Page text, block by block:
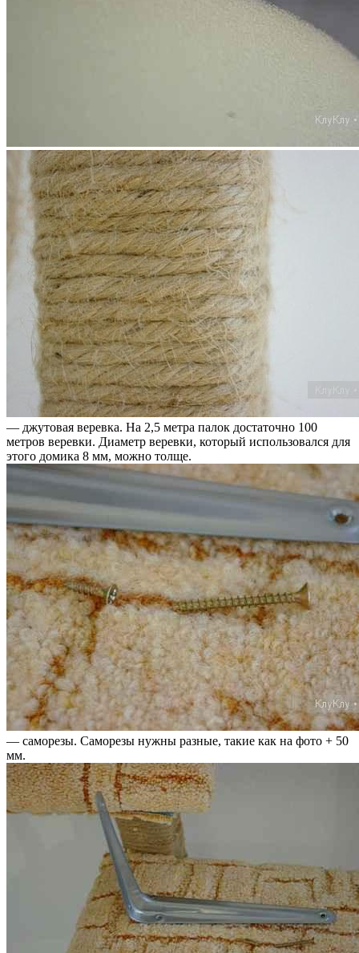
— джутовая веревка. На 2,5 метра палок достаточно 100
метров веревки. Диаметр веревки, который использовался для
этого домика 8 мм, можно толще.
— саморезы. Саморезы нужны разные, такие как на фото + 50
мм.